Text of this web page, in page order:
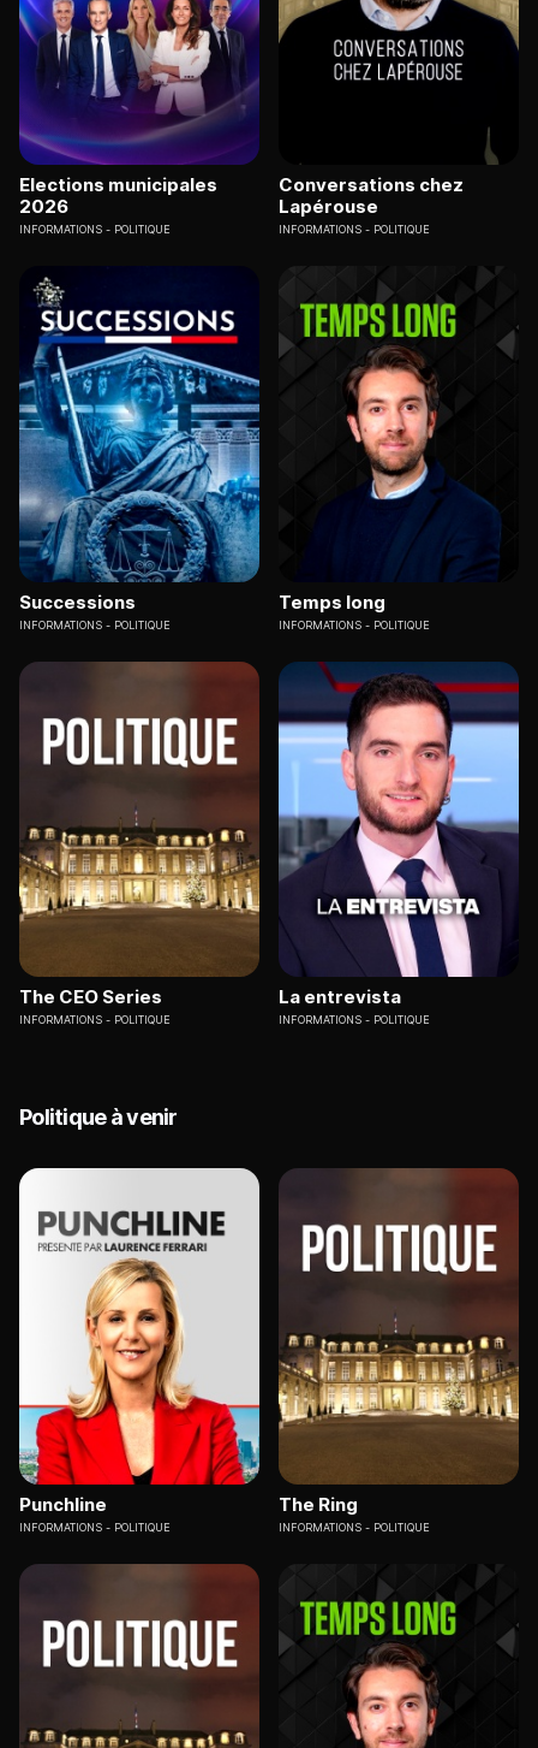
Elections municipales
2026
INFORMATIONS POLITIQUE
Conversations chez
Lapérouse
INFORMATIONS POLITIQUE
Successions
INFORMATIONS POLITIQUE
Temps long
INFORMATIONS POLITIQUE
The CEO Series
INFORMATIONS POLITIQUE
La entrevista
INFORMATIONS POLITIQUE
Politique à venir
Punchline
INFORMATIONS POLITIQUE
The Ring
INFORMATIONS POLITIQUE